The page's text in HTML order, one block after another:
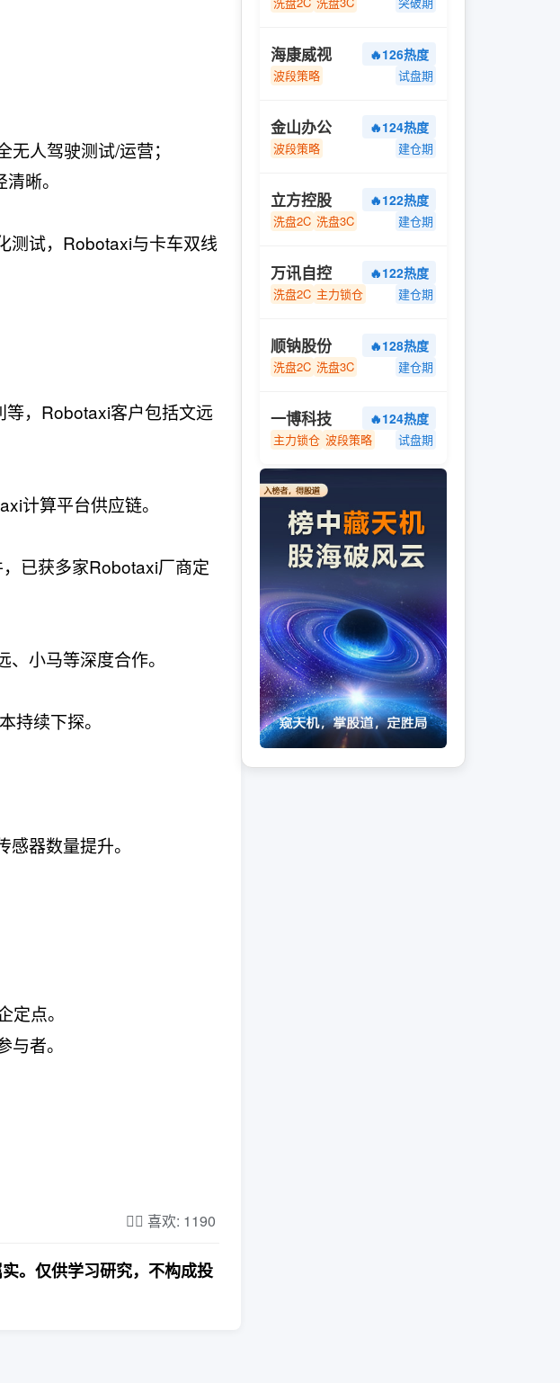
人驾驶测试/运营；
晰。
测试，Robotaxi与卡车双线
，Robotaxi客户包括文远
计算平台供应链。
已获多家Robotaxi厂商定
小马等深度合作。
持续下探。
器数量提升。
点。
者。
❤️‍🔥 喜欢: 1190
。仅供学习研究，不构成投
海康威视 🔥126热度
波段策略 试盘期
金山办公 🔥124热度
波段策略 建仓期
立方控股 🔥122热度
洗盘2C 洗盘3C 建仓期
万讯自控 🔥122热度
洗盘2C 主力锁仓 建仓期
顺钠股份 🔥128热度
洗盘2C 洗盘3C 建仓期
一博科技 🔥124热度
主力锁仓 波段策略 试盘期